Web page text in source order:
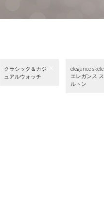
クラシック＆カジ
ュアルウォッチ
elegance
エレガンス
ルトン